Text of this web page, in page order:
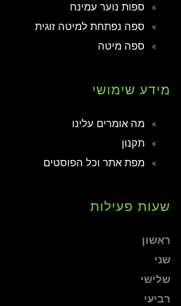
ספות נוער עמינח
ספה נפתחת למיטה זוגית
ספה מיטה
מידע שימושי
מה אומרים עלינו
תקנון
מפת אתר וכל הפוסטים
שעות פעילות
ראשון
שני
שלישי
רביעי